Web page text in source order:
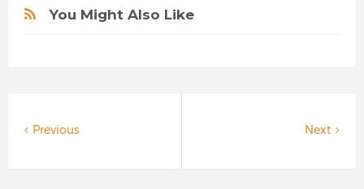
You Might Also Like
Next
Previous